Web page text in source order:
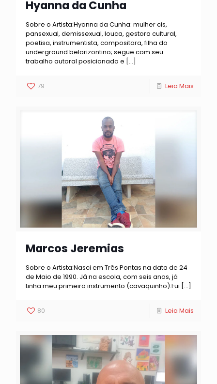
Hyanna da Cunha
Sobre o Artista:Hyanna da Cunha: mulher cis,
pansexual, demissexual, louca, gestora cultural,
poetisa, instrumentista, compositora, filha do
underground belorizontino; segue com seu
trabalho autoral posicionado e […]
79 Leia Mais
Marcos Jeremias
Sobre o Artista:Nasci em Três Pontas na data de 24
de Maio de 1990. Já na escola, com seis anos, já
tinha meu primeiro instrumento (cavaquinho).Fui […]
80 Leia Mais